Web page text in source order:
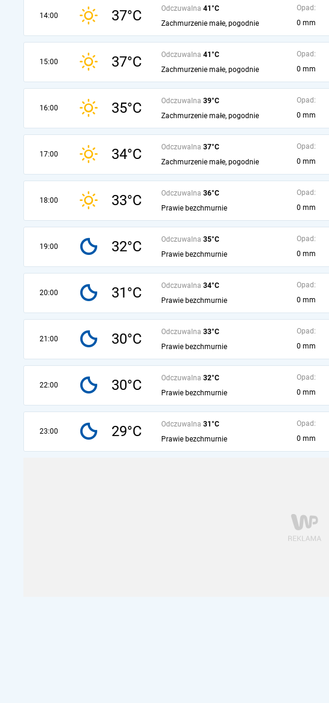
14:00 37°C Odczuwalna 41°C
Zachmurzenie małe, pogodnie
Opad:
0 mm
15:00 37°C Odczuwalna 41°C
Zachmurzenie małe, pogodnie
Opad:
0 mm
16:00 35°C Odczuwalna 39°C
Zachmurzenie małe, pogodnie
Opad:
0 mm
17:00 34°C Odczuwalna 37°C
Zachmurzenie małe, pogodnie
Opad:
0 mm
18:00 33°C Odczuwalna 36°C
Prawie bezchmurnie
Opad:
0 mm
19:00 32°C Odczuwalna 35°C
Prawie bezchmurnie
Opad:
0 mm
20:00 31°C Odczuwalna 34°C
Prawie bezchmurnie
Opad:
0 mm
21:00 30°C Odczuwalna 33°C
Prawie bezchmurnie
Opad:
0 mm
22:00 30°C Odczuwalna 32°C
Prawie bezchmurnie
Opad:
0 mm
23:00 29°C Odczuwalna 31°C
Prawie bezchmurnie
Opad:
0 mm